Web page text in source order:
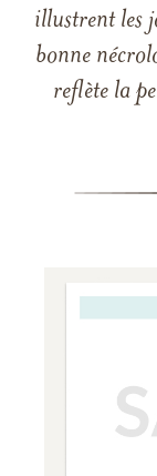
illustrent les
bonne
reflète la